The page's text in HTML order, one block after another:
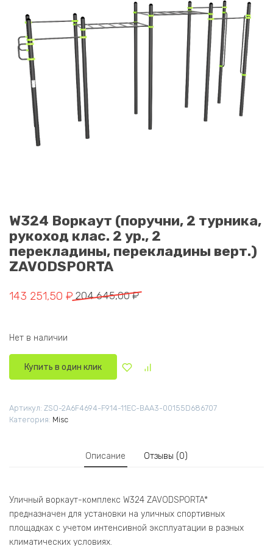
W324 Воркаут (поручни, 2 турника,
рукоход клас. 2 ур., 2
перекладины, перекладины верт.)
ZAVODSPORTA
204 645,00₽
Первоначальная цена составляла 204 645,00 ₽.
143 251,50 ₽
Текущая цена: 143 251,50 ₽.
Нет в наличии
Купить в один клик
Артикул: ZSO-2A6F4694-F914-11EC-BAA3-00155D686707
Категория: Misc
Описание Отзывы (0)
Уличный воркаут-комплекс W324 ZAVODSPORTA*
предназначен для установки на уличных спортивных
площадках с учетом интенсивной эксплуатации в разных
климатических условиях.